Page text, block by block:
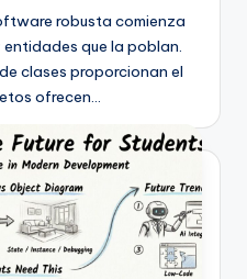
robusta comienza
que la poblan.
clases proporcionan el
ofrecen…